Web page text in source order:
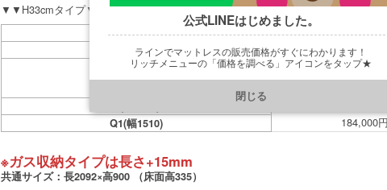
▼▼H33cmタイプ▼▼
サイズ ガス縦収納
PS(幅980)
154,000円
SD(幅1230) 164,000
Q1(幅1510) 184,000円
※ガス収納タイプは長さ+15mm
共通サイズ：長2092×高900 （床面高335）
公式LINEはじめました。
ラインでマットレスの販売価格がすぐにわかります！
リッチメニューの「価格を調べる」アイコンをタップ★
https://line.me/R/ti/p/@901ptzjz
閉じる